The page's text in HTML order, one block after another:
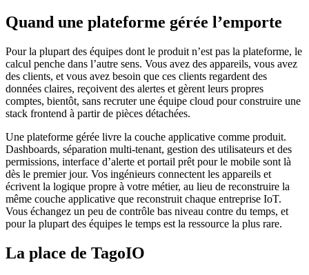
Quand une plateforme gérée l’emporte
Pour la plupart des équipes dont le produit n’est pas la plateforme, le
calcul penche dans l’autre sens. Vous avez des appareils, vous avez
des clients, et vous avez besoin que ces clients regardent des
données claires, reçoivent des alertes et gèrent leurs propres
comptes, bientôt, sans recruter une équipe cloud pour construire une
stack frontend à partir de pièces détachées.
Une plateforme gérée livre la couche applicative comme produit.
Dashboards, séparation multi-tenant, gestion des utilisateurs et des
permissions, interface d’alerte et portail prêt pour le mobile sont là
dès le premier jour. Vos ingénieurs connectent les appareils et
écrivent la logique propre à votre métier, au lieu de reconstruire la
même couche applicative que reconstruit chaque entreprise IoT.
Vous échangez un peu de contrôle bas niveau contre du temps, et
pour la plupart des équipes le temps est la ressource la plus rare.
La place de TagoIO